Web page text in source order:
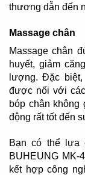
thương dẫn đến
Massage chân
Massage chân
huyết, giảm
lượng. Đặc
được nối với
bóp chân không
động rất tốt đến
Bạn có thể lựa
BUHEUNG
kết hợp công